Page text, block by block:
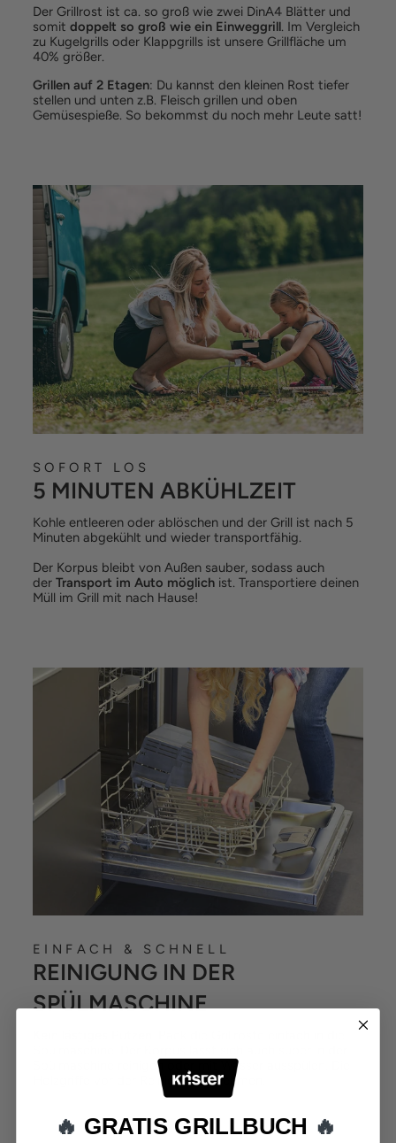
Der Grillrost ist ca. so groß wie zwei DinA4 Blätter und
somit doppelt so groß wie ein Einweggrill. Im Vergleich
zu Kugelgrills oder Klappgrills ist unsere Grillfläche um
40% größer.
Grillen auf 2 Etagen: Du kannst den kleinen Rost tiefer
stellen und unten z.B. Fleisch grillen und oben
Gemüsespieße. So bekommst du noch mehr Leute satt!
SOFORT LOS
5 MINUTEN ABKÜHLZEIT
Kohle entleeren oder ablöschen und der Grill ist nach 5
Minuten abgekühlt und wieder transportfähig.
Der Korpus bleibt von Außen sauber, sodass auch
der Transport im Auto möglich ist. Transportiere deinen
Müll im Grill mit nach Hause!
EINFACH & SCHNELL
REINIGUNG IN DER
SPÜLMASCHINE
Spülmaschine reinigen oder mit Wasser ausspülen. Die
Holzgriffe vor der Reinigung abnehmen.
🔥 GRATIS GRILLBUCH 🔥